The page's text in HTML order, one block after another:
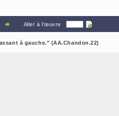
Aller à l'œuvre
à gauche." (AA.Chandon.22)